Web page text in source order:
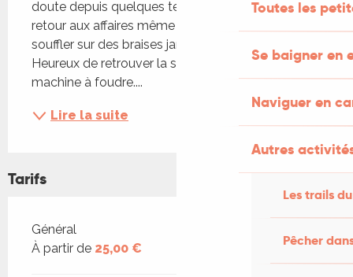
Toutes les
Se baigner en
Naviguer en
Autres
Les trails
Pêcher
doute depuis quelques temps La Ruda est de
retour aux affaires même s’il a fallu 5 ans pour
souffler sur des braises jamais vraiment éteintes.
Heureux de retrouver la scène et de relancer la
machine à foudre....
Lire la suite
Tarifs
Tarifs 2026
Général
À partir de 25,00 €